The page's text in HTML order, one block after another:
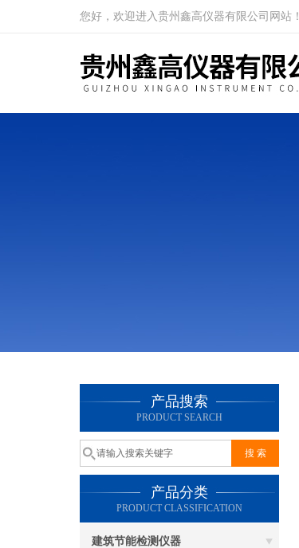
您好，欢迎进入贵州鑫高仪器有限公司网站！
产品搜索
PRODUCT SEARCH
产品分类
PRODUCT CLASSIFICATION
建筑节能检测仪器